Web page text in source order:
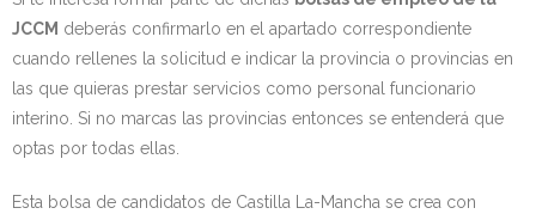
JCCM deberás confirmarlo en el apartado correspondiente
cuando rellenes la solicitud e indicar la provincia o provincias en
las que quieras prestar servicios como personal funcionario
interino. Si no marcas las provincias entonces se entenderá que
optas por todas ellas.
Esta bolsa de candidatos de Castilla La-Mancha se crea con